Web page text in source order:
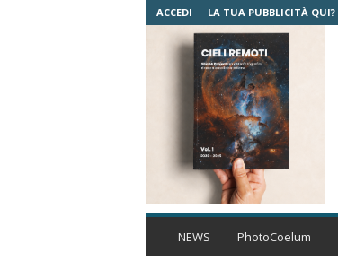
ACCEDI LA TUA PUBBLICITÀ QUI?
C
NEWS PhotoCoelum